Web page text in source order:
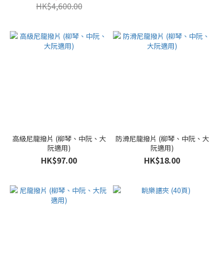
HK$4,600.00
高級尼龍撥片 (柳琴、中阮、大
阮適用)
HK$97.00
防滑尼龍撥片 (柳琴、中阮、大
阮適用)
HK$18.00